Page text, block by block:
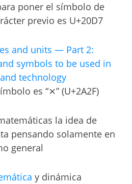
poner el símbolo de
previo es U+20D7
and units — Part 2:
symbols to be used in
technology
es “⨯” (U+2A2F)
la idea de
pensando solamente en
general
y dinámica